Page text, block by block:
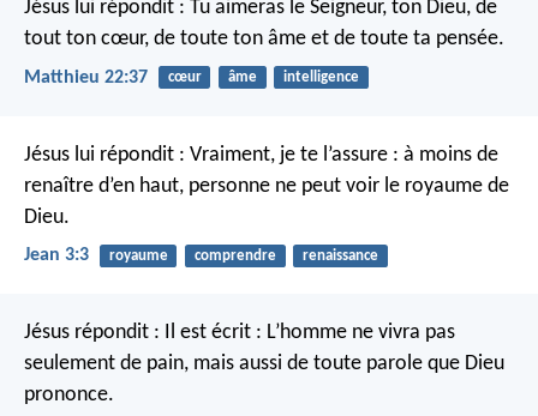
Jésus lui répondit : Tu aimeras le Seigneur, ton Dieu, de
tout ton cœur, de toute ton âme et de toute ta pensée.
Matthieu 22:37 cœur âme intelligence
Jésus lui répondit : Vraiment, je te l’assure : à moins de
renaître d’en haut, personne ne peut voir le royaume de
Dieu.
Jean 3:3 royaume comprendre renaissance
Jésus répondit : Il est écrit : L’homme ne vivra pas
seulement de pain, mais aussi de toute parole que Dieu
prononce.